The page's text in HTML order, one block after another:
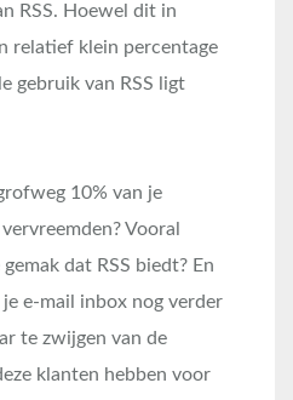
RSS. Hoewel dit in
relatief klein percentage
gebruik van RSS ligt
10% van je
Vooral
dat RSS biedt? En
e-mail inbox nog verder
te zwijgen van de
klanten hebben voor